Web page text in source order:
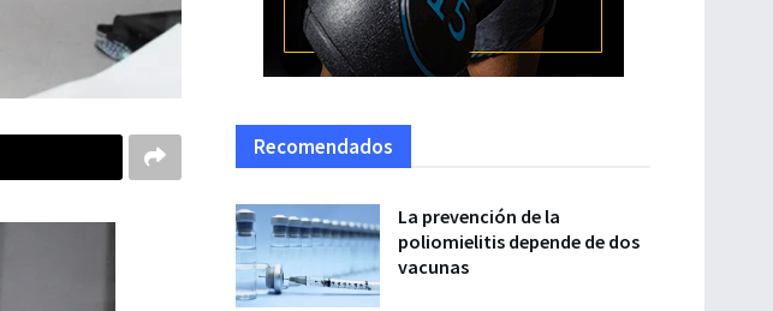
Recomendados
La prevención de la
poliomielitis depende de dos
vacunas